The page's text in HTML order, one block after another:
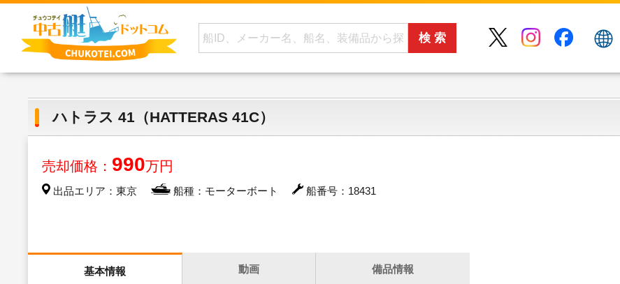
ハトラス 41（HATTERAS 41C）
売却価格： 990万円
出品エリア：東京 船種：モーターボート 船番号：18431
基本情報 動画 備品情報